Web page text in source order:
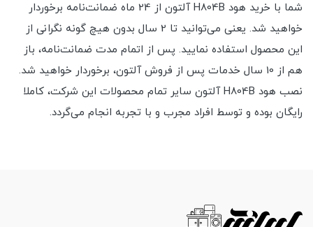
شما با خرید هود H804B آلتون از 24 ماه ضمانت‌نامه برخوردار
خواهید شد. یعنی می‌توانید تا 2 سال بدون هیچ گونه نگرانی از
این محصول استفاده نمایید. پس از اتمام مدت ضمانت‌نامه، باز
هم از 10 سال خدمات پس از فروش آلتون، برخوردار خواهید شد.
نصب هود H804B آلتون سایر تمام محصولات این شرکت، کاملا
رایگان بوده و توسط افراد مجرب و با تجربه انجام می‌گردد.